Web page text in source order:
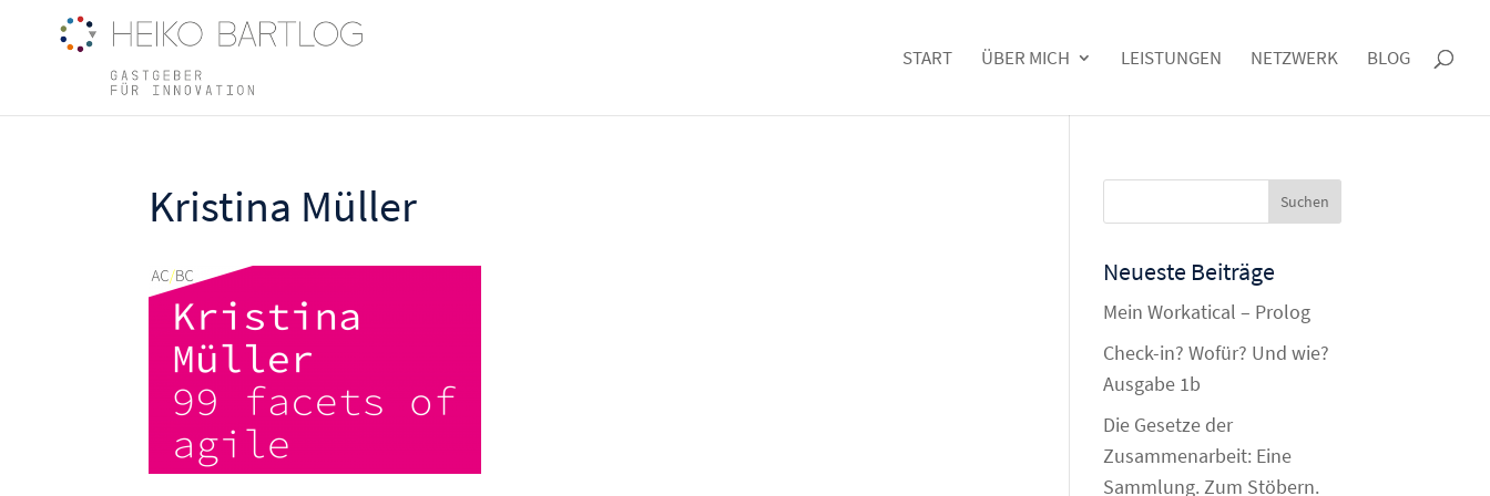
START ÜBER MICH LEISTUNGEN NETZWERK BLOG
Kristina Müller
Neueste Beiträge
Mein Workatical – Prolog
Check-in? Wofür? Und wie?
Ausgabe 1b
Die Gesetze der
Zusammenarbeit: Eine
Sammlung. Zum Stöbern.